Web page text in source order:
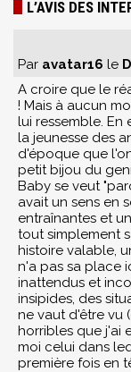
L’AVIS DES
Par avatar16 le
A croire que le
! Mais à aucun
lui ressemble. En
la jeunesse des
d'époque que
petit bijou du
Baby se veut
avait un sens en
entraînantes et
tout simplement
histoire valable,
n'a pas sa place
inattendus et
insipides, des
ne vaut d'être vu
horribles que j'ai
moi celui dans
première fois en